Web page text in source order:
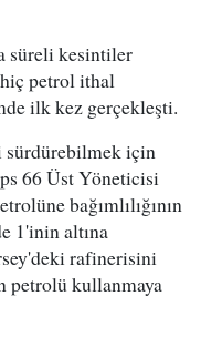
süreli kesintiler
petrol ithal
ilk kez gerçekleşti.
için
66 Üst Yöneticisi
bağımlılığının
1'inin altına
rafinerisini
petrolü kullanmaya